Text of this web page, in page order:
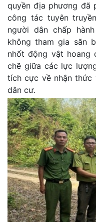
quyền địa phương đã
công tác tuyên
người dân chấp
không tham gia săn
nhốt động vật hoang
chẽ giữa các lực
tích cực về nhận thức
dân cư.